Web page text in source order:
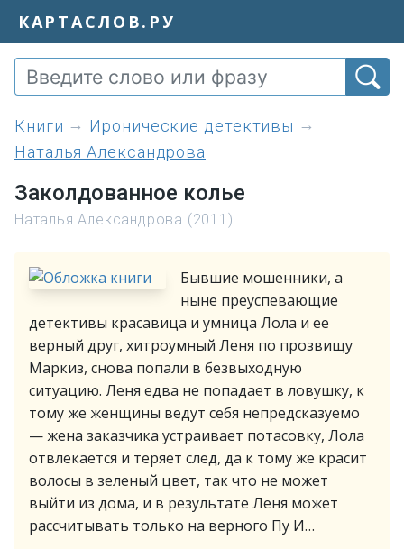
КАРТАСЛОВ.РУ
книги
Иронические детективы
Наталья Александрова
Заколдованное колье
Наталья Александрова (2011)
Бывшие мошенники, а
ныне преуспевающие
детективы красавица и умница Лола и ее
верный друг, хитроумный Леня по прозвищу
Маркиз, снова попали в безвыходную
ситуацию. Леня едва не попадает в ловушку, к
тому же женщины ведут себя непредсказуемо
— жена заказчика устраивает потасовку, Лола
отвлекается и теряет след, да к тому же красит
волосы в зеленый цвет, так что не может
выйти из дома, и в результате Леня может
рассчитывать только на верного Пу И…